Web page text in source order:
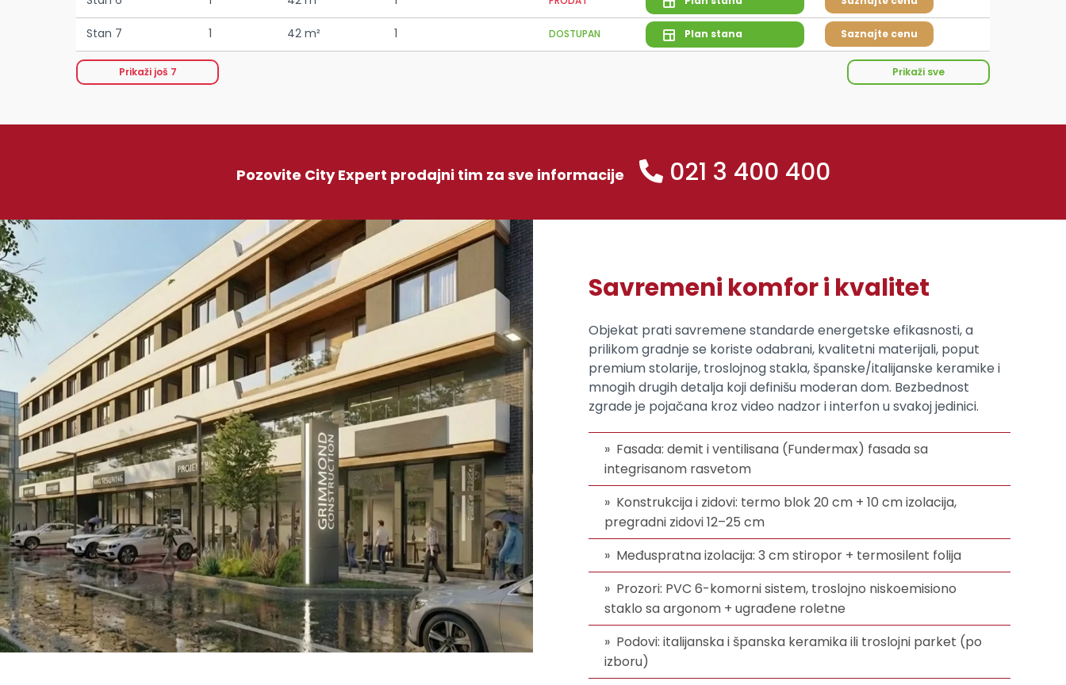
Stan 7 1 42 m² 1 DOSTUPAN Plan stana Saznajte cenu
Prikaži još 7 Prikaži sve
Pozovite City Expert prodajni tim za sve informacije 021 3 400 400
Savremeni komfor i kvalitet
Objekat prati savremene standarde energetske efikasnosti, a
prilikom gradnje se koriste odabrani, kvalitetni materijali, poput
premium stolarije, troslojnog stakla, španske/italijanske keramike i
mnogih drugih detalja koji definišu moderan dom. Bezbednost
zgrade je pojačana kroz video nadzor i interfon u svakoj jedinici.
Fasada: demit i ventilisana (Fundermax) fasada sa
integrisanom rasvetom
Konstrukcija i zidovi: termo blok 20 cm + 10 cm izolacija,
pregradni zidovi 12–25 cm
Međuspratna izolacija: 3 cm stiropor + termosilent folija
Prozori: PVC 6-komorni sistem, troslojno niskoemisiono
staklo sa argonom + ugrađene roletne
Podovi: italijanska i španska keramika ili troslojni parket (po
izboru)